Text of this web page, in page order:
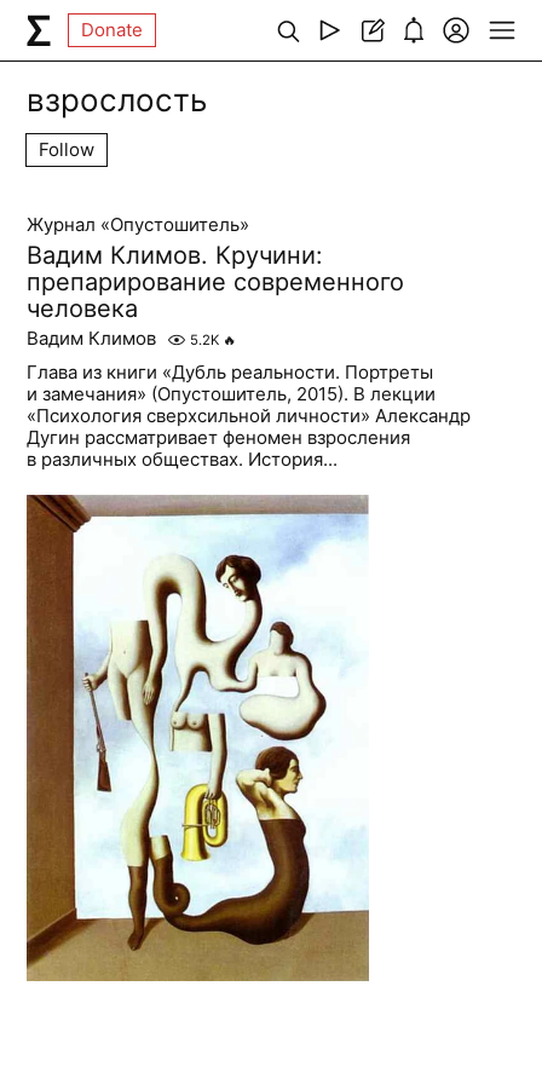
Donate
взрослость
Follow
Журнал «Опустошитель»
Вадим Климов. Кручини:
препарирование современного
человека
Вадим Климов 5.2K 🔥
Глава из книги «Дубль реальности. Портреты
и замечания» (Опустошитель, 2015). В лекции
«Психология сверхсильной личности» Александр
Дугин рассматривает феномен взросления
в различных обществах. История...